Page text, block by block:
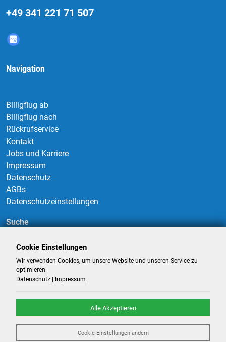
+49 341 221 71 507
Navigation
Billigflug ab
Billigflug nach
Rückrufservice
Kontakt
Jobs und Karriere
Impressum
Datenschutz
AGBs
Datenschutzeinstellungen
Suche
Suchen
Billigflüge und Reisen- Alle Rechte reserviert. -
Cookie Einstellungen
Wir verwenden Cookies, um unsere Website und unseren Service zu
optimieren.
Datenschutz
Impressum
Alle Akzeptieren
Cookie Einstellungen ändern